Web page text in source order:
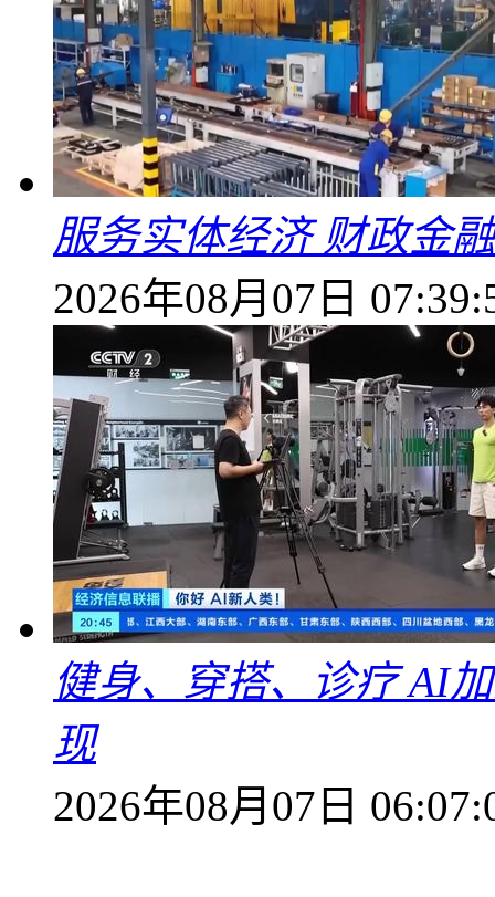
服务实体经济 财政金
2026年08月07日
健身、穿搭、诊疗 AI
现
2026年08月07日